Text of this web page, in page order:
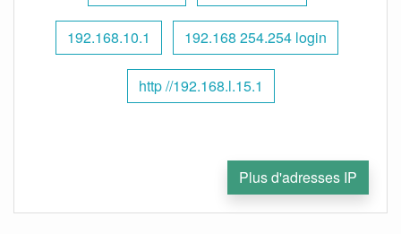
192.168.10.1 192.168 254.254 login
http //192.168.l.15.1
Plus d'adresses IP